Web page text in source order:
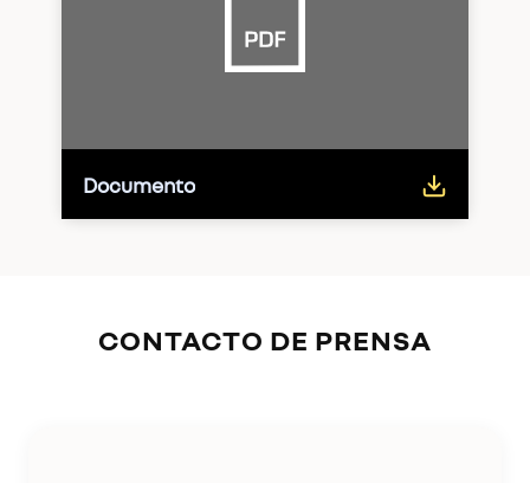
Documento
CONTACTO DE PRENSA